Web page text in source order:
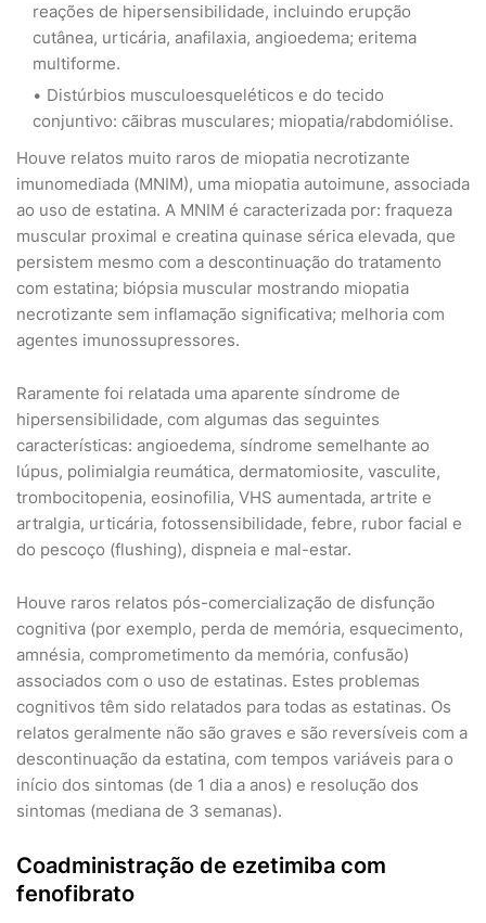
reações de hipersensibilidade, incluindo erupção
cutânea, urticária, anafilaxia, angioedema; eritema
multiforme.
Distúrbios musculoesqueléticos e do tecido
conjuntivo: cãibras musculares; miopatia/rabdomiólise.
Houve relatos muito raros de miopatia necrotizante
imunomediada (MNIM), uma miopatia autoimune, associada
ao uso de estatina. A MNIM é caracterizada por: fraqueza
muscular proximal e creatina quinase sérica elevada, que
persistem mesmo com a descontinuação do tratamento
com estatina; biópsia muscular mostrando miopatia
necrotizante sem inflamação significativa; melhoria com
agentes imunossupressores.
Raramente foi relatada uma aparente síndrome de
hipersensibilidade, com algumas das seguintes
características: angioedema, síndrome semelhante ao
lúpus, polimialgia reumática, dermatomiosite, vasculite,
trombocitopenia, eosinofilia, VHS aumentada, artrite e
artralgia, urticária, fotossensibilidade, febre, rubor facial e
do pescoço (flushing), dispneia e mal-estar.
Houve raros relatos pós-comercialização de disfunção
cognitiva (por exemplo, perda de memória, esquecimento,
amnésia, comprometimento da memória, confusão)
associados com o uso de estatinas. Estes problemas
cognitivos têm sido relatados para todas as estatinas. Os
relatos geralmente não são graves e são reversíveis com a
descontinuação da estatina, com tempos variáveis para o
início dos sintomas (de 1 dia a anos) e resolução dos
sintomas (mediana de 3 semanas).
Coadministração de ezetimiba com
fenofibrato